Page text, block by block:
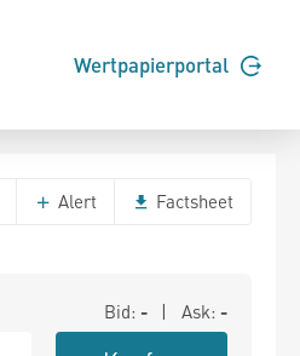
Wertpapierportal
Alert Factsheet
Bid: - | Ask: -